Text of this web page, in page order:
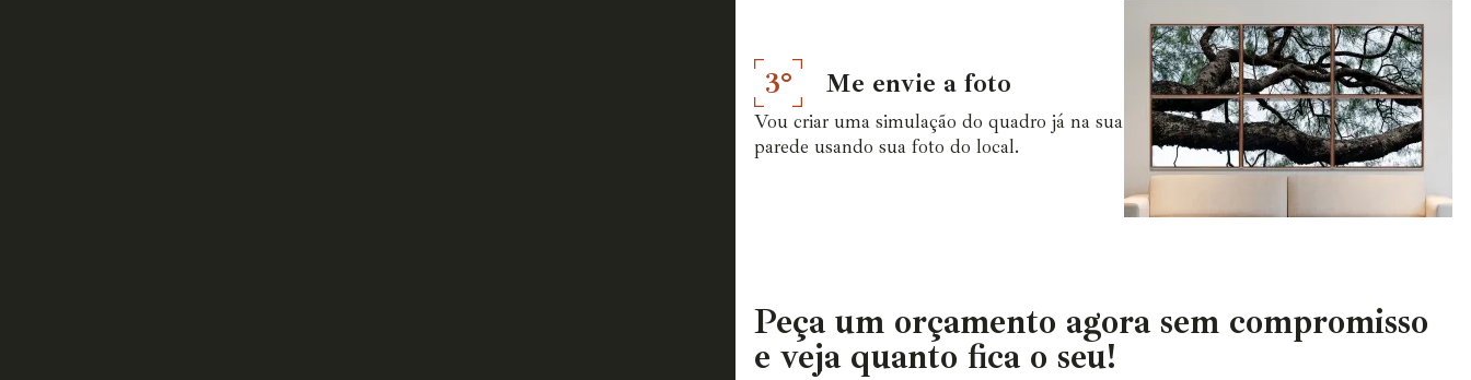
3° Me envie a foto
Vou criar uma simulação do quadro já na sua
parede usando sua foto do local.
Peça um orçamento agora sem compromisso
e veja quanto fica o seu!